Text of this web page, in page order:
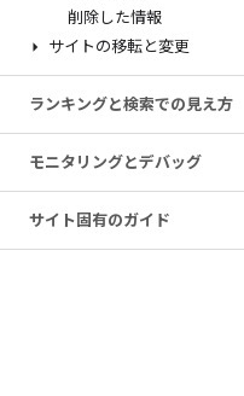
削除した情報
サイトの移転と変更
ランキングと検索での見え方
モニタリングとデバッグ
サイト固有のガイド